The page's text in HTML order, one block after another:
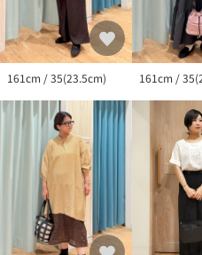
・靴を靴用洗濯ネットに入れ、
弱回転で洗います。靴以外のも
161cm / 35(23.5cm) 161cm /